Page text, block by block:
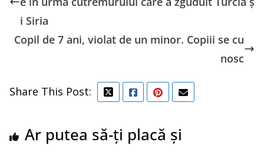
i Siria
Copil de 7 ani, violat de un minor. Copiii se cu
nosc
Share This Post:
Ar putea să-ți placă și